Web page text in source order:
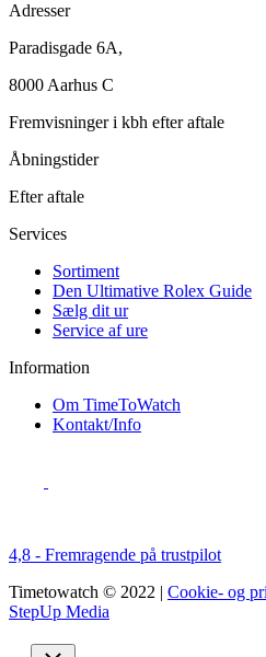
Adresser
Paradisgade 6A,
8000 Aarhus C
Fremvisninger i kbh efter aftale
Åbningstider
Efter aftale
Services
Sortiment
Den Ultimative Rolex Guide
Sælg dit ur
Service af ure
Information
Om TimeToWatch
Kontakt/Info
4,8 - Fremragende på trustpilot
Timetowatch © 2022 | Cookie- og
StepUp Media